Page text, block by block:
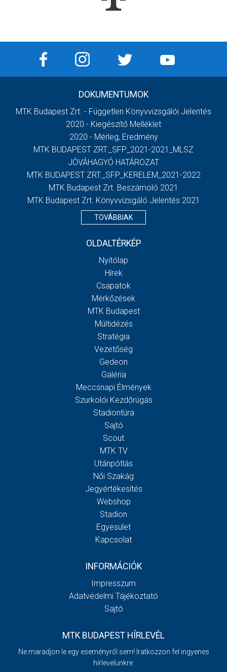
DOKUMENTUMOK
MTK Budapest Zrt. - Független Könyvvizsgálói Jelentés
2020 - Kiegészítő Melléklet
2020 - Mérleg, Eredmény
MTK BUDAPEST ZRT._SFP_2021-2021_MLSZ
JÓVÁHAGYÓ HATÁROZAT
MTK BUDAPEST ZRT._SFP_KERELEM_2021-2022
MTK Budapest Zrt. Beszámoló 2021
MTK Budapest Zrt. Könyvvizsgáló Jelentés 2021
TOVÁBBIAK
OLDALTÉRKÉP
Nyitólap
Hírek
Csapatok
Mérkőzések
MTK Budapest
Múltidézés
Stratégia
Vezetőség
Gedeon
Galéria
Meccsnapi Élmények
Szurkolói Kezdőrúgás
Stadiontúra
Sajtó
Scout
MTK TV
Utánpótlás
Női Szakág
Jegyértékesítés
Webshop
Stadion
Egyesület
Kapcsolat
INFORMÁCIÓK
Impresszum
Adatvédelmi Tájékoztató
Sajtó
MTK BUDAPEST HÍRLEVÉL
Ne maradjon le egy eseményről sem! Iratkozzon fel ingyenes
hírlevelünkre: